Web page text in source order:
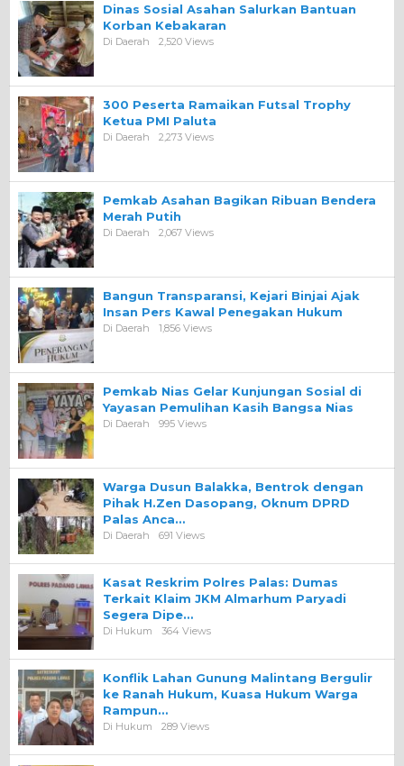
Dinas Sosial Asahan Salurkan Bantuan
Korban Kebakaran
Di Daerah 2,520 Views
300 Peserta Ramaikan Futsal Trophy
Ketua PMI Paluta
Di Daerah 2,273 Views
Pemkab Asahan Bagikan Ribuan Bendera
Merah Putih
Di Daerah 2,067 Views
Bangun Transparansi, Kejari Binjai Ajak
Insan Pers Kawal Penegakan Hukum
Di Daerah 1,856 Views
Pemkab Nias Gelar Kunjungan Sosial di
Yayasan Pemulihan Kasih Bangsa Nias
Di Daerah 995 Views
Warga Dusun Balakka, Bentrok dengan
Pihak H.Zen Dasopang, Oknum DPRD
Palas Anca…
Di Daerah 691 Views
Kasat Reskrim Polres Palas: Dumas
Terkait Klaim JKM Almarhum Paryadi
Segera Dipe…
Di Hukum 364 Views
Konflik Lahan Gunung Malintang Bergulir
ke Ranah Hukum, Kuasa Hukum Warga
Rampun…
Di Hukum 289 Views